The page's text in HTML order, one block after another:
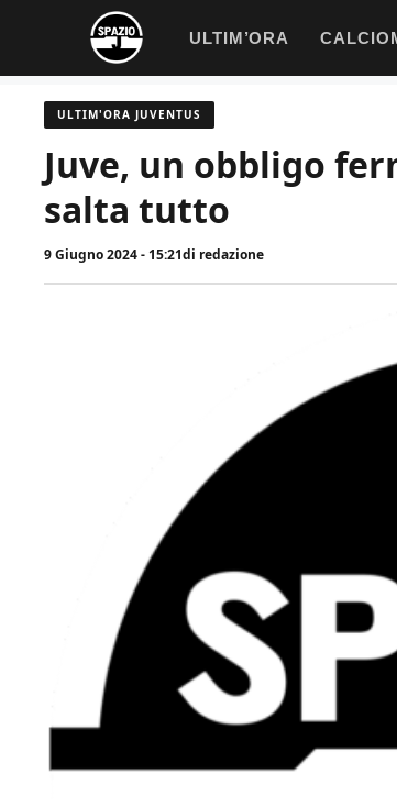
contenuto
ULTIM’ORA
ULTIM'ORA JUVENTUS
Juve, un obbligo
salta tutto
9 Giugno 2024 - 15:21di redazione